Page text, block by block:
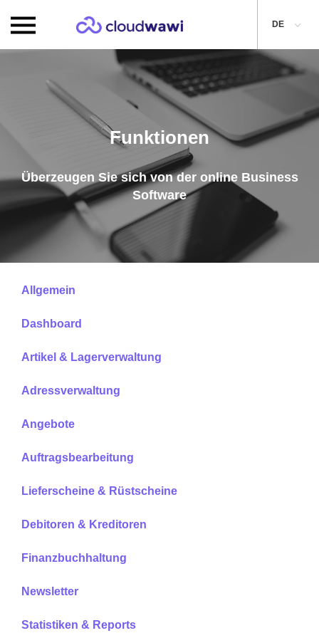
DE
Funktionen
Überzeugen Sie sich von der online Business
Software
Allgemein
Dashboard
Artikel & Lagerverwaltung
Adressverwaltung
Angebote
Auftragsbearbeitung
Lieferscheine & Rüstscheine
Debitoren & Kreditoren
Finanzbuchhaltung
Newsletter
Statistiken & Reports